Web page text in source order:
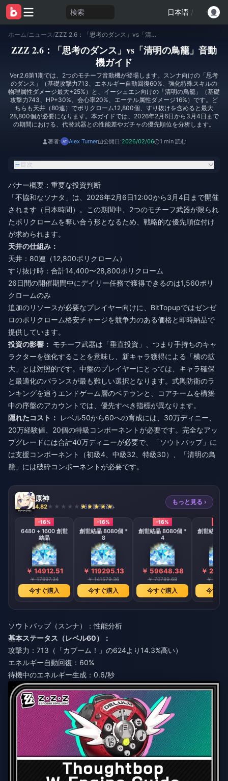
検索 日本语 /
ホーム/ニュース / ZZZ 2.6：「思考のダンス」vs「清明の鳥籠」音動機ガイド
ZZZ 2.6：「思考のダンス」vs「清明の鳥籠」音動
機ガイド
Ver.2.6第1期では、2つのモチーフ音動機が登場します。スンナ向けの「思考
のダンス」（基礎攻撃力713、エネルギー自動回復60%、強化特殊スキルの
物理属性ダメージ最大+25%）と、イーシュエン向けの「清明の鳥籠」（基礎
攻撃力743、HP+30%、会心率20%、エーテル属性ダメージ16%）です。ど
ちらも天井（80連）でポリクローム12,800個、すり抜けを含めると最大
28,800個が必要になります。本ガイドでは、2026年2月6日から3月4日まで
の期間における、代替武器との性能差やガチャの優先順位を分析します。
著者: Alex Turner 公開日:2026/02/06 1 min 読む
目次
バナー概要：重要な投資判断
「不協和なソナタ」は、2026年2月6日12:00から3月4日まで開催
されます（日本時間）。この期間中、2つのモチーフ武器が限られ
たポリクロームを奪い合う形となるため、戦略的な優先順位付け
が求められます。
天井の仕組み：
天井：80連（12,800ポリクローム）
すり抜け時：合計14,400〜28,800ポリクローム
26日間の開催期間中にデイリー任務で獲得できるのは1,560ポリ
クロームのみ
追加のリソースが必要なプレイヤー向けに、BitTopupではゼンゼ
ロのポリクローム格安チャージを競争力のある価格と即時納品で
提供しています。
投資の影響： モチーフ武器は「垂直投資」、つまり手持ちのキャ
ラクターを強化することを意味し、新キャラ獲得による「横の拡
大」とは対照的です。中盤のプレイヤーにとっては、キャラ確保
と最適化のバランスが最も難しい選択となります。式輿防衛のラ
ンキングを追うエンドゲーム層のベテランと、コアチームを構築
中の序盤のアカウントでは、優先すべき指標が異なります。
隠れたコスト：
レベル50から60への育成には、30万ディニー、
20万経験値、20個の特級コンポーネントが必要です。完全なアッ
プグレードには合計40万ディニーが必要で、「ソウトバップ」に
は支援コンポーネント（初級4、中級32、特級30）、「清明の鳥
籠」には破砕コンポーネントが必要です。
原神
4.82 868 販売済み
もっと見る ›
-16%
6480 + 1600 創世
結晶
￥ 14912.51
￥ 17697.34
今すぐ購入
-16%
創世結晶 8080個 *
8
￥ 119295.13
￥ 141579.36
今すぐ購入
-16%
創世結晶 8080個 *
4
￥ 59648.38
￥ 70789.68
今すぐ購入
創世結晶
￥
￥
今すぐ
ソウトバップ（スンナ）：性能分析
基本ステータス（レベル60）：
攻撃力：713（「カブーム！」の624より14.3%高い）
エネルギー自動回復：60%
待機中のエネルギー生成：0.6/秒